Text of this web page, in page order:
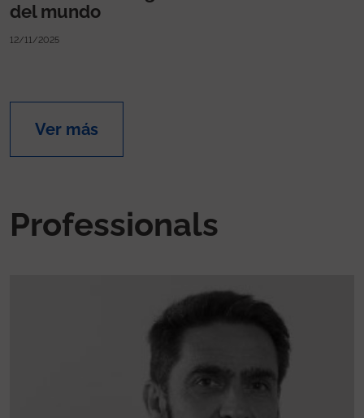
del mundo
12/11/2025
Ver más
Professionals